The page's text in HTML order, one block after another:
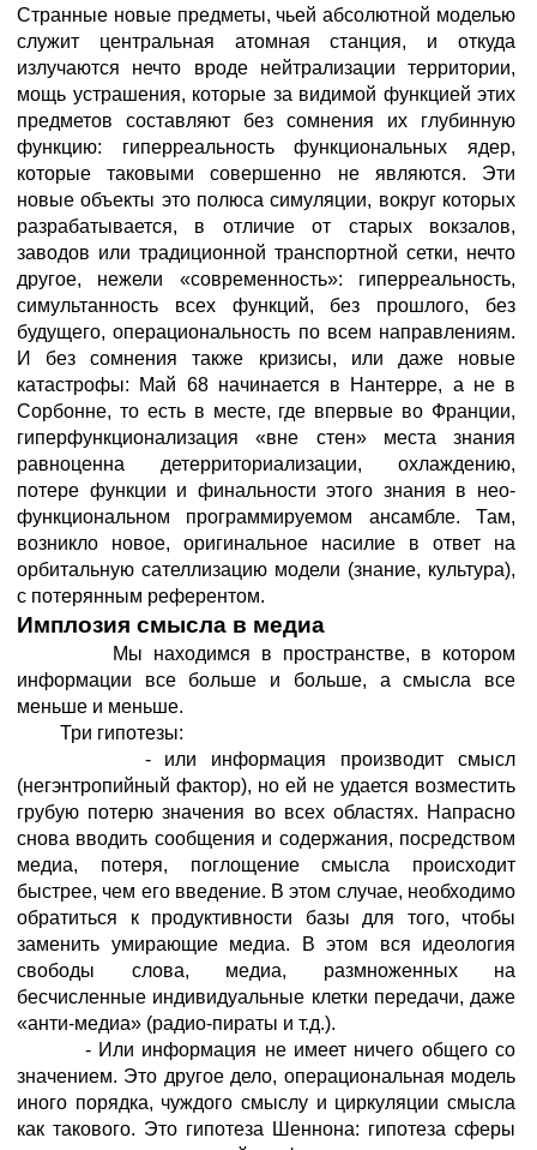
Странные новые предметы, чьей абсолютной моделью
служит центральная атомная станция, и откуда
излучаются нечто вроде нейтрализации территории,
мощь устрашения, которые за видимой функцией этих
предметов составляют без сомнения их глубинную
функцию: гиперреальность функциональных ядер,
которые таковыми совершенно не являются. Эти
новые объекты это полюса симуляции, вокруг которых
разрабатывается, в отличие от старых вокзалов,
заводов или традиционной транспортной сетки, нечто
другое, нежели «современность»: гиперреальность,
симультанность всех функций, без прошлого, без
будущего, операциональность по всем направлениям.
И без сомнения также кризисы, или даже новые
катастрофы: Май 68 начинается в Нантерре, а не в
Сорбонне, то есть в месте, где впервые во Франции,
гиперфункционализация «вне стен» места знания
равноценна детерриториализации, охлаждению,
потере функции и финальности этого знания в нео-
функциональном программируемом ансамбле. Там,
возникло новое, оригинальное насилие в ответ на
орбитальную сателлизацию модели (знание, культура),
с потерянным референтом.
Имплозия смысла в медиа
Мы находимся в пространстве, в котором
информации все больше и больше, а смысла все
меньше и меньше.
Три гипотезы:
- или информация производит смысл
(негэнтропийный фактор), но ей не удается возместить
грубую потерю значения во всех областях. Напрасно
снова вводить сообщения и содержания, посредством
медиа, потеря, поглощение смысла происходит
быстрее, чем его введение. В этом случае, необходимо
обратиться к продуктивности базы для того, чтобы
заменить умирающие медиа. В этом вся идеология
свободы слова, медиа, размноженных на
бесчисленные индивидуальные клетки передачи, даже
«анти-медиа» (радио-пираты и т.д.).
- Или информация не имеет ничего общего со
значением. Это другое дело, операциональная модель
иного порядка, чуждого смыслу и циркуляции смысла
как такового. Это гипотеза Шеннона: гипотеза сферы